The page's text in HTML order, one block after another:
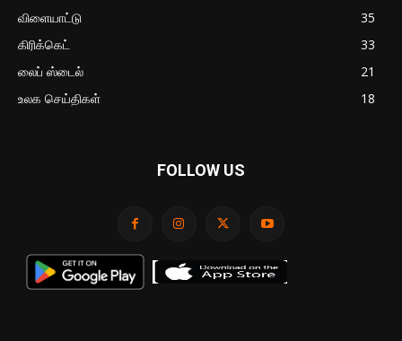
விளையாட்டு
35
கிரிக்கெட்
33
லைப் ஸ்டைல்
21
உலக செய்திகள்
18
FOLLOW US